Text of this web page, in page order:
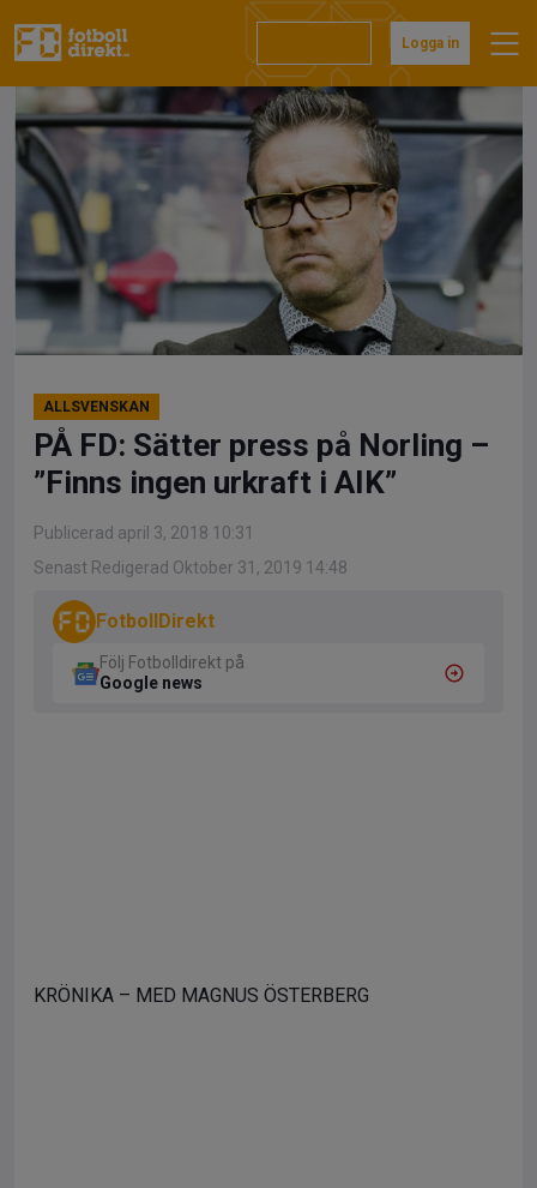
till
Logga in
ALLSVENSKAN
PÅ FD: Sätter press på Norling –
”Finns ingen urkraft i AIK”
Publicerad april 3, 2018 10:31
Senast Redigerad Oktober 31, 2019 14:48
FotbollDirekt
Följ Fotbolldirekt på
Google news
KRÖNIKA – MED MAGNUS ÖSTERBERG